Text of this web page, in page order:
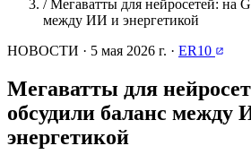
/ Мегаватты для нейросетей: на
между ИИ и энергетикой
НОВОСТИ · 5 мая 2026 г. · ER10
Мегаватты для
обсудили баланс между
энергетикой